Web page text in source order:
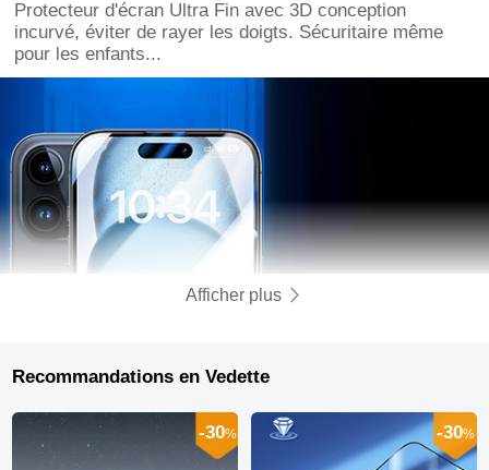
Protecteur d'écran Ultra Fin avec 3D conception
incurvé, éviter de rayer les doigts. Sécuritaire même
pour les enfants...
Afficher plus
Recommandations en Vedette
-30% -30%